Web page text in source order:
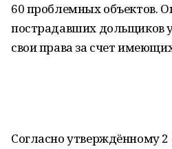
60 проблемных объектов.
пострадавших дольщиков
свои права за счет
Согласно утверждённому 2